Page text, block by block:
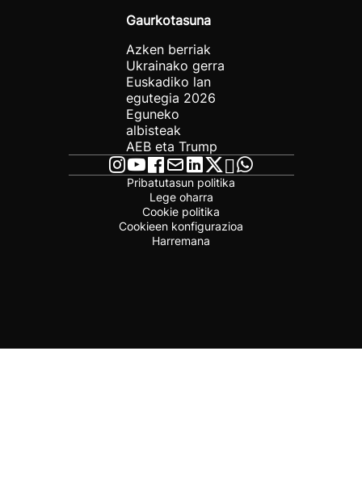
Gaurkotasuna
Azken berriak
Ukrainako gerra
Euskadiko lan
egutegia 2026
Eguneko
albisteak
AEB eta Trump
Pribatutasun politika
Lege oharra
Cookie politika
Cookieen konfigurazioa
Harremana